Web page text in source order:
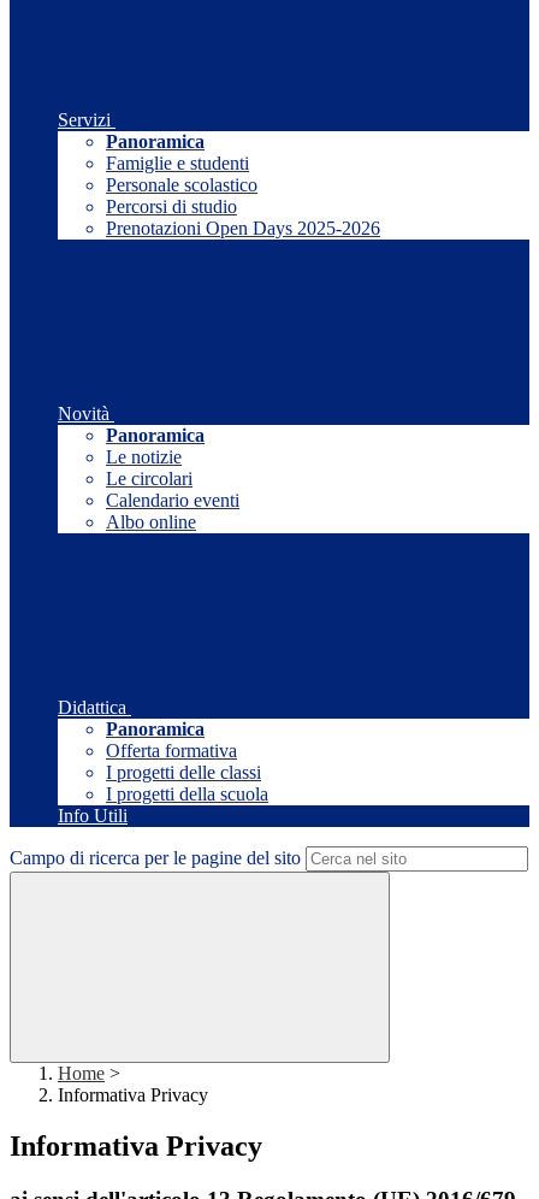
Servizi
Panoramica
Famiglie e studenti
Personale scolastico
Percorsi di studio
Prenotazioni Open Days 2025-2026
Novità
Panoramica
Le notizie
Le circolari
Calendario eventi
Albo online
Didattica
Panoramica
Offerta formativa
I progetti delle classi
I progetti della scuola
Info Utili
Campo di ricerca per le pagine del sito
Home >
Informativa Privacy
Informativa Privacy